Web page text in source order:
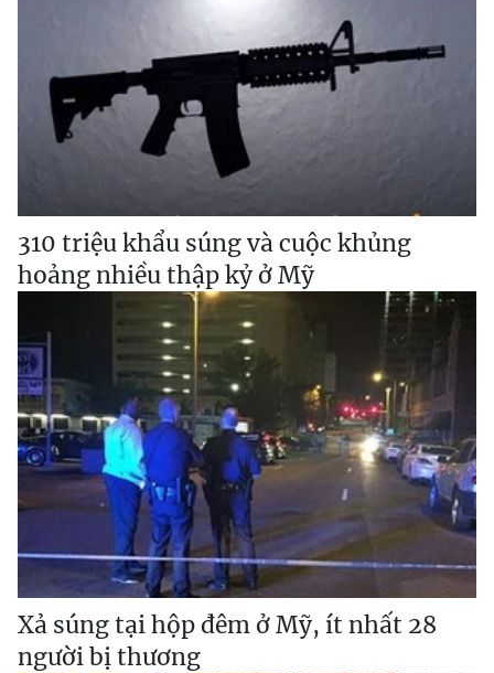
310 triệu khẩu súng và cuộc khủng
hoảng nhiều thập kỷ ở Mỹ
Xả súng tại hộp đêm ở Mỹ, ít nhất 28
người bị thương